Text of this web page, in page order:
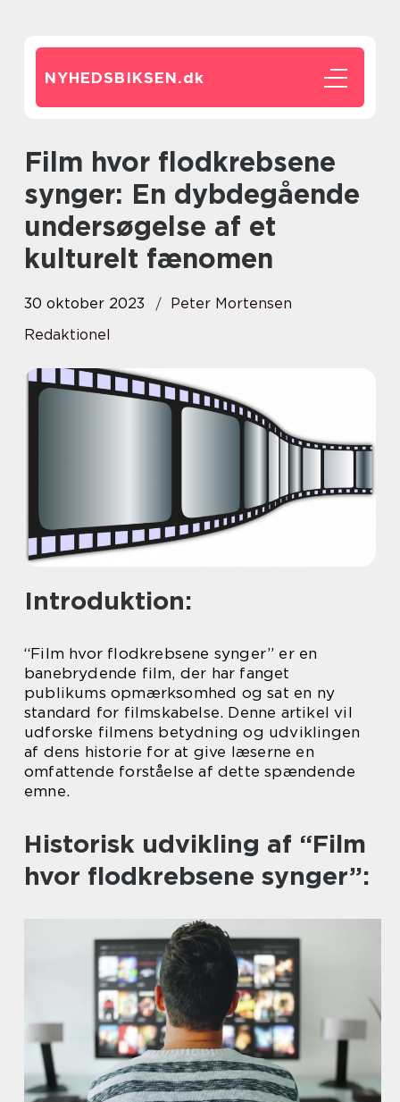
NYHEDSBIKSEN.dk
Film hvor flodkrebsene
synger: En dybdegående
undersøgelse af et
kulturelt fænomen
30 oktober 2023
Peter Mortensen
Redaktionel
Introduktion:
“Film hvor flodkrebsene synger” er en
banebrydende film, der har fanget
publikums opmærksomhed og sat en ny
standard for filmskabelse. Denne artikel vil
udforske filmens betydning og udviklingen
af dens historie for at give læserne en
omfattende forståelse af dette spændende
emne.
Historisk udvikling af “Film
hvor flodkrebsene synger”: